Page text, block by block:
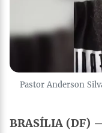
Pastor Anderson
BRASÍLIA (DF)